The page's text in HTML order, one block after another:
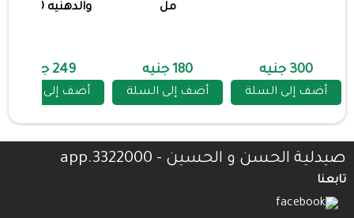
300 جنيه
أضف إلى السلة
مل
180 جنيه
أضف إلى السلة
والدهنيه 200مل
249 جنيه
أضف إلى السلة
صيدلية الحسن و الحسين - 3322000.app
تابعنا